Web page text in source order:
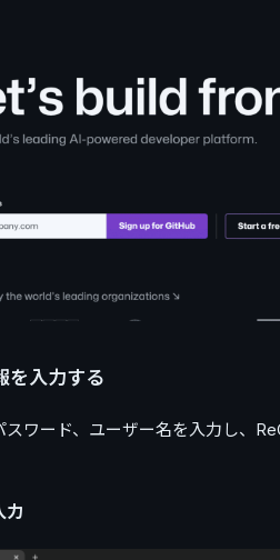
を入力する
スワード、ユーザー名を入力し、
力